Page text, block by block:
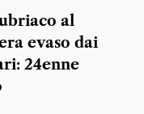
al
evaso dai
24enne